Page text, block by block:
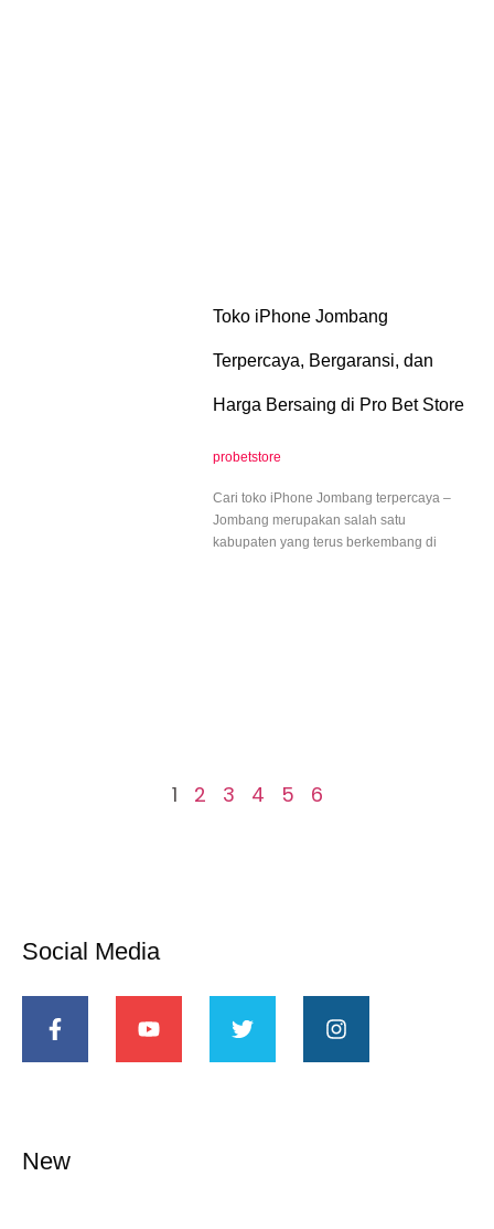
Toko iPhone Jombang
Terpercaya, Bergaransi, dan
Harga Bersaing di Pro Bet Store
probetstore
Cari toko iPhone Jombang terpercaya –
Jombang merupakan salah satu
kabupaten yang terus berkembang di
1 2 3 4 5 6
Social Media
New